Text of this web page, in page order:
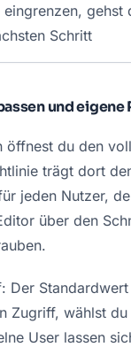
gehst
Schritt
und eigene
öffnest du den
trägt dort
jeden Nutzer,
über den
Der
Zugriff, wählst
User lassen